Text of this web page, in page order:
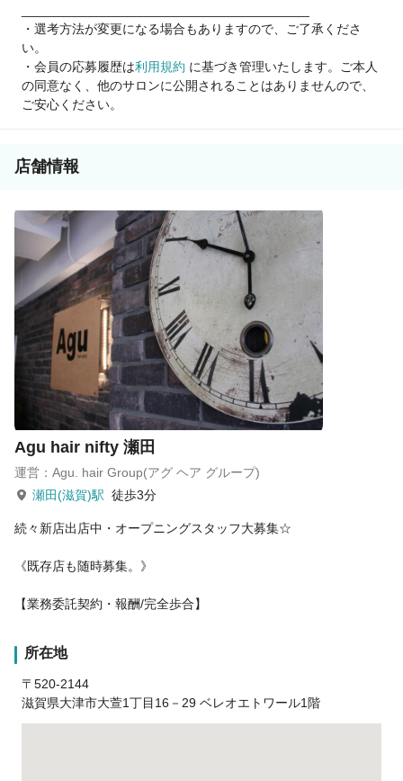
ご興味を少しでも持って頂けましたら、
ご応募下さい。
・選考方法が変更になる場合もありますので、ご了承くださ
い。
・会員の応募履歴は利用規約 に基づき管理いたします。ご本人
の同意なく、他のサロンに公開されることはありませんので、
ご安心ください。
店舗情報
Agu hair nifty 瀬田
運営：Agu. hair Group(アグ ヘア グループ)
瀬田(滋賀)駅 徒歩3分
続々新店出店中・オープニングスタッフ大募集☆
《既存店も随時募集。》
【業務委託契約・報酬/完全歩合】
所在地
〒520-2144
滋賀県大津市大萱1丁目16－29 ベレオエトワール1階